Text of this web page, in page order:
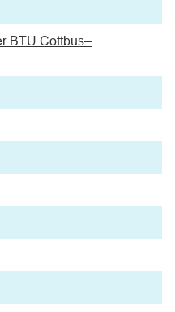
BTU Cottbus–